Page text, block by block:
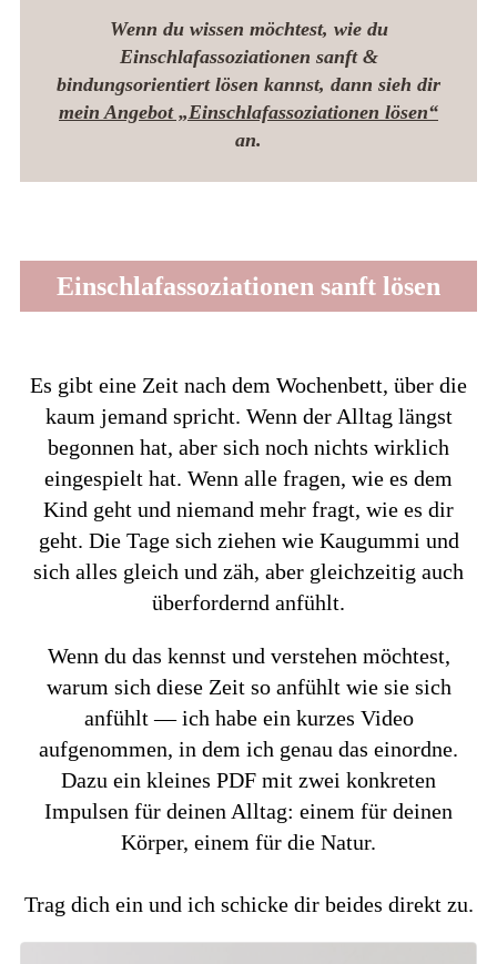
Wenn du wissen möchtest, wie du
Einschlafassoziationen sanft &
bindungsorientiert lösen kannst, dann sieh dir
mein Angebot „Einschlafassoziationen lösen“
an.
Einschlafassoziationen sanft lösen
Es gibt eine Zeit nach dem Wochenbett, über die
kaum jemand spricht. Wenn der Alltag längst
begonnen hat, aber sich noch nichts wirklich
eingespielt hat. Wenn alle fragen, wie es dem
Kind geht und niemand mehr fragt, wie es dir
geht. Die Tage sich ziehen wie Kaugummi und
sich alles gleich und zäh, aber gleichzeitig auch
überfordernd anfühlt.
Wenn du das kennst und verstehen möchtest,
warum sich diese Zeit so anfühlt wie sie sich
anfühlt — ich habe ein kurzes Video
aufgenommen, in dem ich genau das einordne.
Dazu ein kleines PDF mit zwei konkreten
Impulsen für deinen Alltag: einem für deinen
Körper, einem für die Natur.
Trag dich ein und ich schicke dir beides direkt zu.